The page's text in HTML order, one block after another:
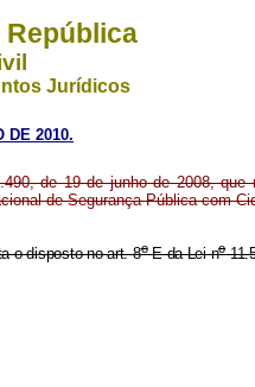
República
Jurídicos
DE 2010.
de 19 de junho de 2008, que
de Segurança Pública com
o disposto no art. 8o-E da Lei no